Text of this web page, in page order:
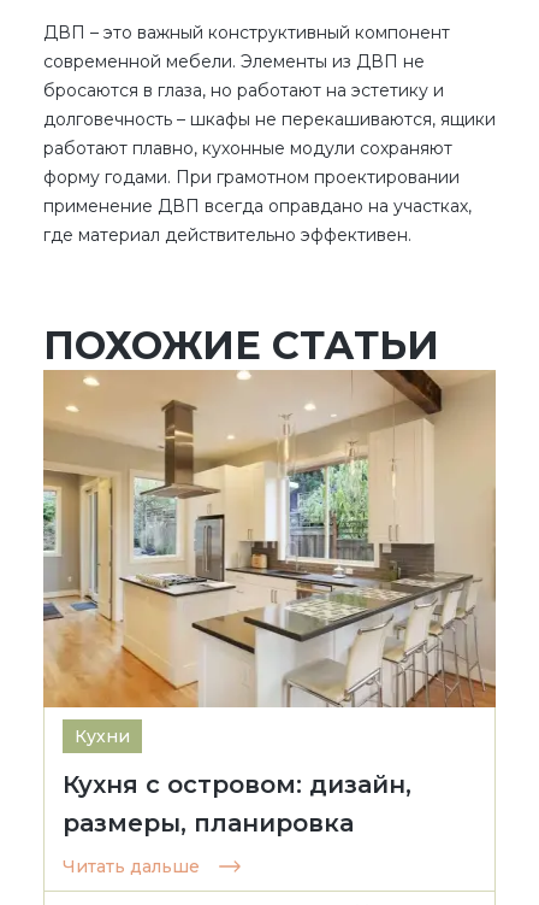
ДВП – это важный конструктивный компонент
современной мебели. Элементы из ДВП не
бросаются в глаза, но работают на эстетику и
долговечность – шкафы не перекашиваются, ящики
работают плавно, кухонные модули сохраняют
форму годами. При грамотном проектировании
применение ДВП всегда оправдано на участках,
где материал действительно эффективен.
ПОХОЖИЕ СТАТЬИ
Кухни
Кухня с островом: дизайн,
размеры, планировка
Читать дальше